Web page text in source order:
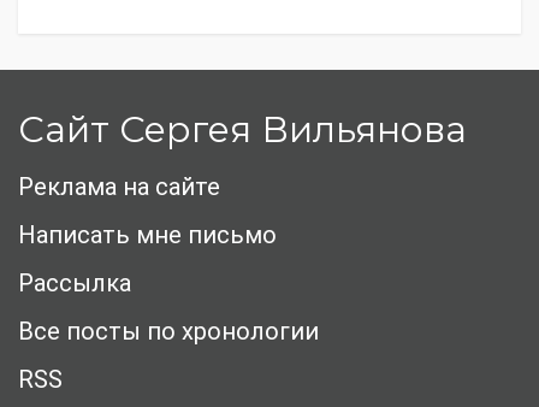
Сайт Сергея Вильянова
Реклама на сайте
Написать мне письмо
Рассылка
Все посты по хронологии
RSS